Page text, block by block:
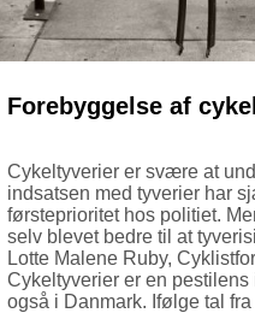
Forebyggelse af
Cykeltyverier er svære at
indsatsen med tyverier har
førsteprioritet hos politiet.
selv blevet bedre til at
Lotte Malene Ruby,
Cykeltyverier er en
også i Danmark. Ifølge tal